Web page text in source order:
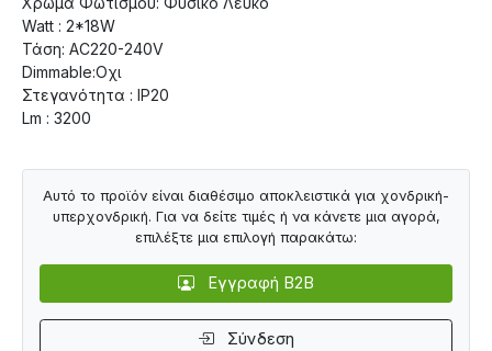
Watt : 2*18W
Τάση: AC220-240V
Dimmable:Οχι
Στεγανότητα : IP20
Lm : 3200
Αυτό το προϊόν είναι διαθέσιμο αποκλειστικά για χονδρική-
υπερχονδρική. Για να δείτε τιμές ή να κάνετε μια αγορά,
επιλέξτε μια επιλογή παρακάτω:
Εγγραφή B2B
Σύνδεση